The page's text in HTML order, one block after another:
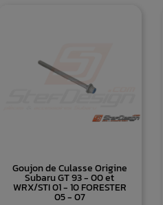
Goujon de Culasse Origine
Subaru GT 93 - 00 et
WRX/STI 01 - 10 FORESTER
05 - 07